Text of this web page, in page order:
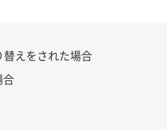
えをされた場合
合